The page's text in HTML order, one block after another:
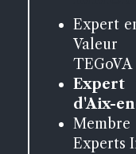
Expert
TEGoVA
Expert
d'Aix-
Experts